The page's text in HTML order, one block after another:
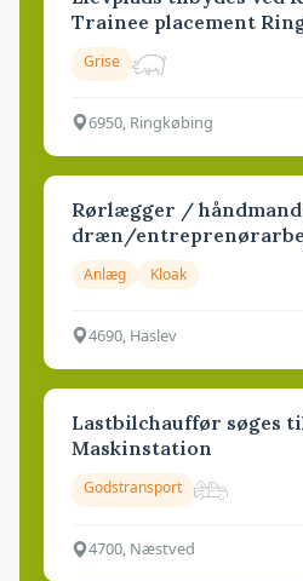
Trainee placement
Grise
6950, Ringkøbing
Rørlægger /
dræn/
Anlæg Kloak
4690, Haslev
Lastbilchauffør søges
Maskinstation
Godstransport
4700, Næstved